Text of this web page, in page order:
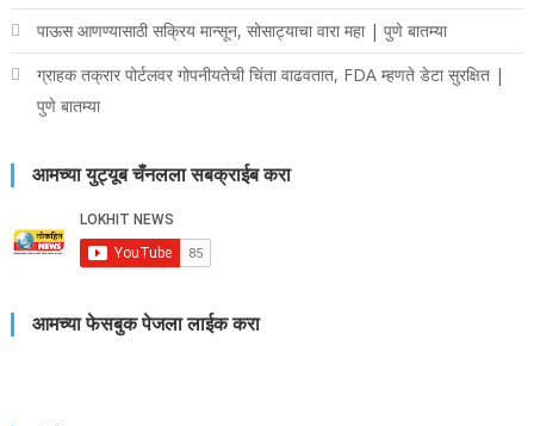
पाऊस आणण्यासाठी सक्रिय मान्सून, सोसाट्याचा वारा महा | पुणे बातम्या
ग्राहक तक्रार पोर्टलवर गोपनीयतेची चिंता वाढवतात, FDA म्हणते डेटा सुरक्षित |
पुणे बातम्या
आमच्या युट्यूब चँनलला सबक्राईब करा
आमच्या फेसबुक पेजला लाईक करा